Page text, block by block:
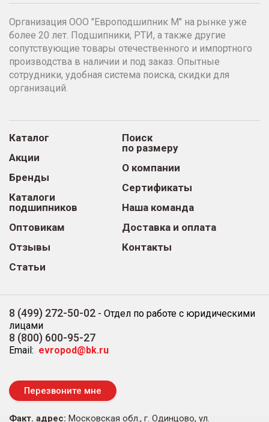
Организация ООО "Европодшипник М" на рынке уже
более 20 лет. Подшипники, РТИ, а также другие
сопутствующие товары отечественного и импортного
производства в наличии и под заказ. Опытные
сотрудники, удобная система поиска, скидки для
организаций.
Каталог
Акции
Бренды
Каталоги
подшипников
Оптовикам
Отзывы
Статьи
Поиск
по размеру
О компании
Сертификаты
Наша команда
Доставка и оплата
Контакты
8 (499) 272-50-02 - Отдел по работе с юридическими
лицами
8 (800) 600-95-27
Email: evropod@bk.ru
Перезвоните мне
Факт. адрес: Московская обл., г. Одинцово, ул.